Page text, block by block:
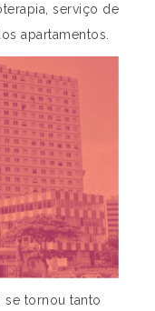
serviço de
apartamentos.
se tornou tanto